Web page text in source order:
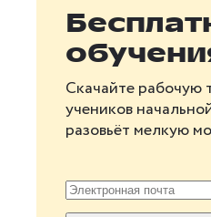
Скачайте рабочую
учеников
разовьёт мелкую